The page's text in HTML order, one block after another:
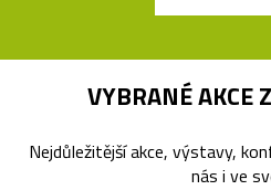
VYBRANÉ AKCE Z
Nejdůležitější akce, výstavy,
nás i ve